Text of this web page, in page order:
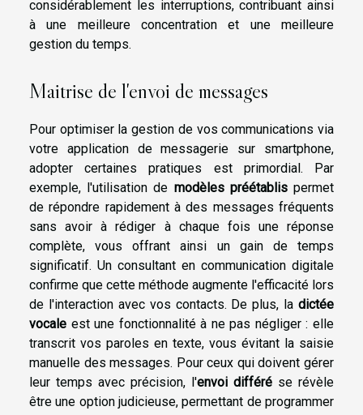
considérablement les interruptions, contribuant ainsi
à une meilleure concentration et une meilleure
gestion du temps.
Maitrise de l'envoi de messages
Pour optimiser la gestion de vos communications via
votre application de messagerie sur smartphone,
adopter certaines pratiques est primordial. Par
exemple, l'utilisation de modèles préétablispermet
de répondre rapidement à des messages fréquents
sans avoir à rédiger à chaque fois une réponse
complète, vous offrant ainsi un gain de temps
significatif. Un consultant en communication digitale
confirme que cette méthode augmente l'efficacité lors
de l'interaction avec vos contacts. De plus, la dictée
vocale est une fonctionnalité à ne pas négliger : elle
transcrit vos paroles en texte, vous évitant la saisie
manuelle des messages. Pour ceux qui doivent gérer
leur temps avec précision, l'envoi différé se révèle
être une option judicieuse, permettant de programmer